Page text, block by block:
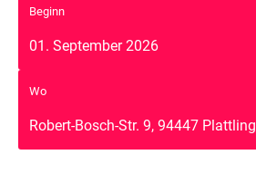
Beginn
01. September 2026
Wo
Robert-Bosch-Str. 9, 94447 Plattling